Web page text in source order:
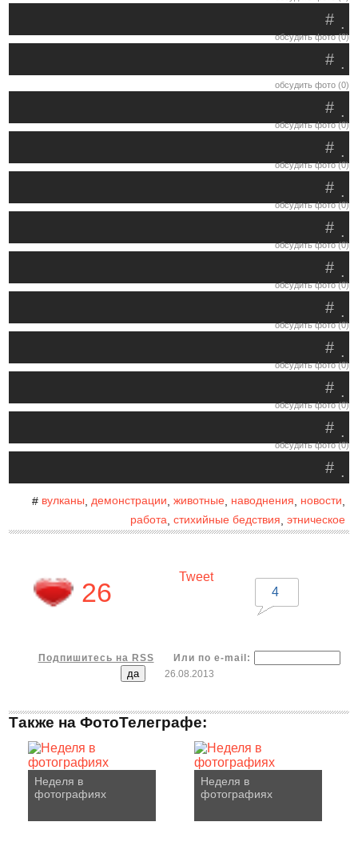
.
#
обсудить фото (0)
.
#
обсудить фото (0)
.
#
обсудить фото (0)
.
#
обсудить фото (0)
.
#
обсудить фото (0)
.
#
обсудить фото (0)
.
#
обсудить фото (0)
.
#
обсудить фото (0)
.
#
обсудить фото (0)
.
#
обсудить фото (0)
.
#
обсудить фото (0)
.
#
# вулканы демонстрации животные, наводнения новости
работа, стихийные бедствия этническое
26
Tweet
4
Подпишитесь на RSS
Или по e-mail:
26.08.2013
Также на ФотоТелеграфе:
Неделя в
фотографиях
Неделя в
фотографиях